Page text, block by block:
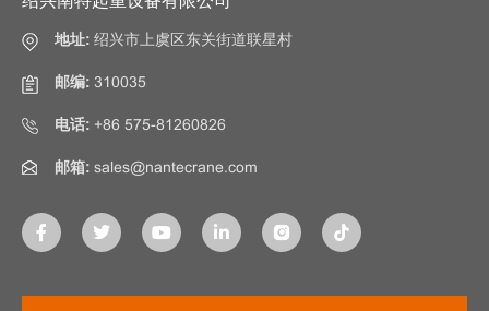
地址: 绍兴市上虞区东关街道联星村
邮编: 310035
电话: +86 575-81260826
邮箱: sales@nantecrane.com